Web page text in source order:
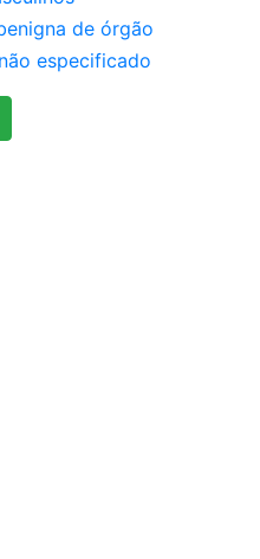
de órgão
especificado